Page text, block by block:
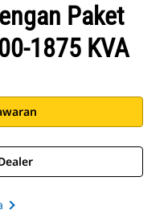
Paket
1875 KVA